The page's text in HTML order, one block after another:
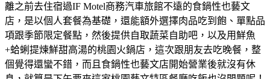
離之前去住宿過IF Motel商務汽車旅館不遠的食鍋性也藝文
店，是以個人套餐為基礎，還能額外選擇肉品吃到飽、單點品
項跟季節限定餐點，然後提供自取蔬菜自助吧，以及用鮮魚
+蛤蜊提煉鮮甜高湯的桃園火鍋店，這次跟朋友去吃晚餐，整
個覺得還蠻不錯，而且食鍋性也藝文店開始營業後就沒有休